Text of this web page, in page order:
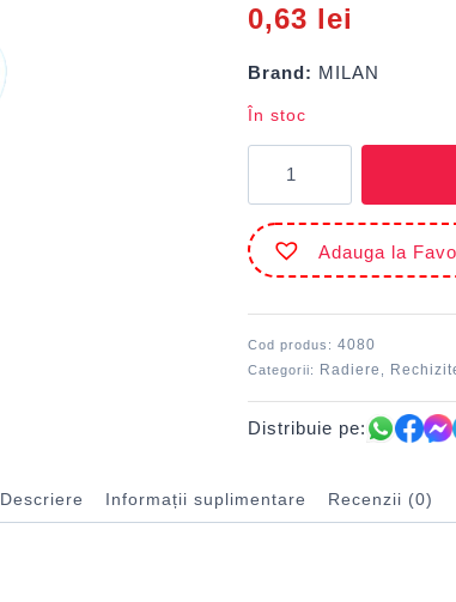
0,63 lei
Brand: MILAN
În stoc
Radieră
4080
MILAN
Adauga la
Cod produs:4080
Categorii: Radiere
Distribuie pe:
Descriere Informații suplimentare Recenzii (0)